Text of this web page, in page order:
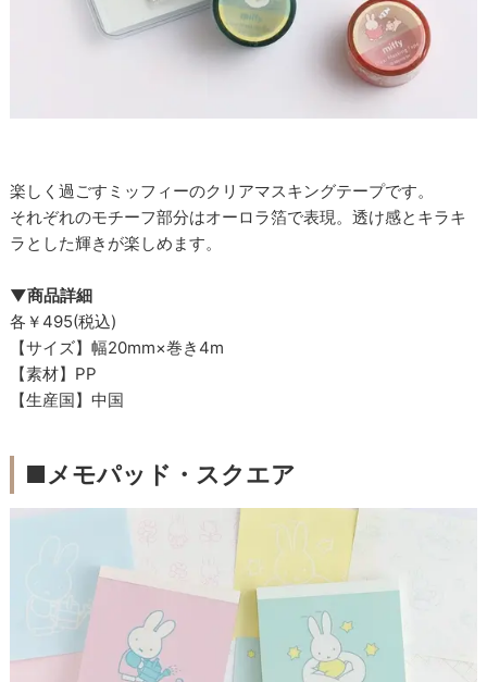
楽しく過ごすミッフィーのクリアマスキングテープです。
それぞれのモチーフ部分はオーロラ箔で表現。透け感とキラキ
ラとした輝きが楽しめます。
▼商品詳細
各￥495(税込)
【サイズ】幅20mm×巻き4m
【素材】PP
【生産国】中国
■メモパッド・スクエア